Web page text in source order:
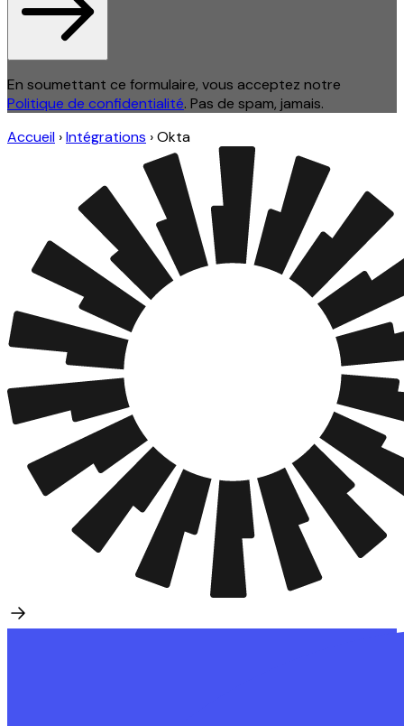
En soumettant ce formulaire, vous acceptez notre
Politique de confidentialité. Pas de spam, jamais.
Accueil ›Intégrations ›Okta